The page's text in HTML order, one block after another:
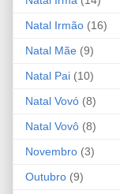
Natal Irmão (16)
Natal Mãe (9)
Natal Pai (10)
Natal Vovó (8)
Natal Vovô (8)
Novembro (3)
Outubro (9)